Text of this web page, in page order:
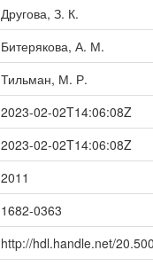
Другова, З. К.
Битерякова, А. М.
Тильман, М. Р.
2023-02-02T14:06:08Z
2023-02-02T14:06:08Z
2011
1682-0363
http://hdl.handle.net/